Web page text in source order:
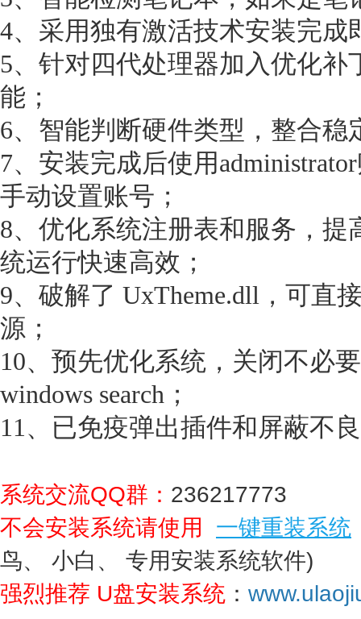
4、采用独有激活技术安装完成
5、针对四代处理器加入优化补
能；
6、智能判断硬件类型，整合稳
7、安装完成后使用
手动设置账号；
8、优化系统注册表和服务，
统运行快速高效；
9、破解了 UxTheme.dll，可直
源；
10、预先优化系统，关闭不必
windows search；
11、已免疫弹出插件和屏蔽不
系统交流QQ群： 236217773
不会安装系统请使用 一键重装系统
鸟、 小白、 专用安装系统软件)
强烈推荐 U盘安装系统 ：